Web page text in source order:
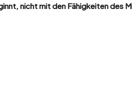
nicht mit den Fähigkeiten des